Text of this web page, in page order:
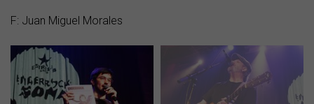
F: Juan Miguel Morales